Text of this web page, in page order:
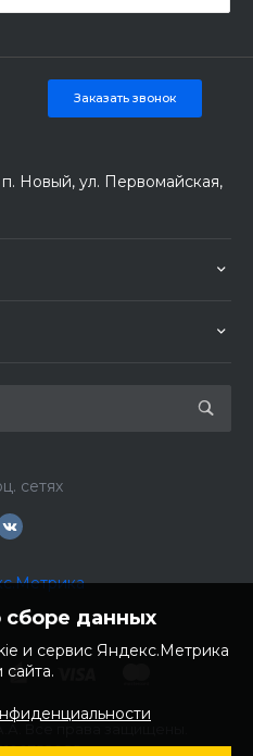
Заказать звонок
Новый, ул. Первомайская,
сетях
данных
и сервис Яндекс.Метрика